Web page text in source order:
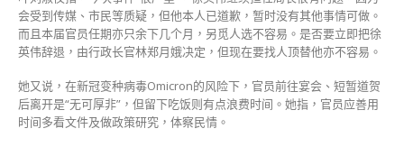
政
治
前
途〉
中
会受到传媒、市民等质疑，但他本人已道歉，暂时没有其他事情可做。
而且本届官员任期亦只余下几个月，另觅人选不容易。是否要立即把徐
英伟辞退，由行政长官林郑月娥决定，但现在要找人顶替他亦不容易。
她又说，在新冠变种病毒Omicron的风险下，官员前往宴会、短暂道贺
后离开是“无可厚非”，但留下吃饭则有点浪费时间。她指，官员应善用
时间多看文件及做政策研究，体察民情。